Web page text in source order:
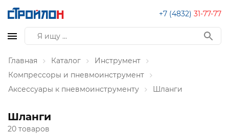
+7 (4832) 31-77-77
Главная Каталог
Инструмент
Компрессоры и пневмоинструмент
Аксессуары к пневмоинструменту
Шланги
Шланги
20 товаров